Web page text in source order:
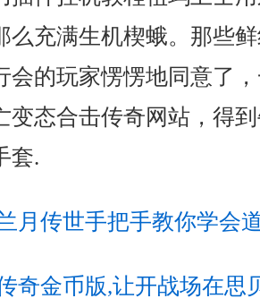
么充满生机楔蛾。那些
的玩家愣愣地同意了
变态合击传奇网站，得
套.
月传世手把手教你学会
奇金币版,让开战场在思